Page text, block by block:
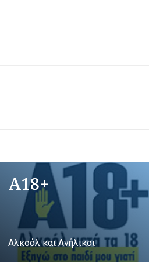
A18+
Αλκοόλ και Ανήλικοι